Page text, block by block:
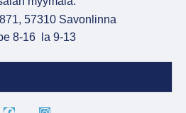
57310 Savonlinna
8-16 la 9-13